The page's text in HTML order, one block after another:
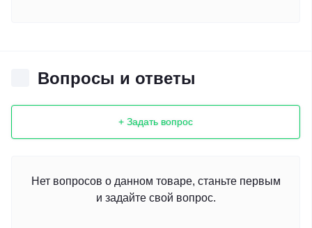
Вопросы и ответы
+ Задать вопрос
Нет вопросов о данном товаре, станьте первым
и задайте свой вопрос.